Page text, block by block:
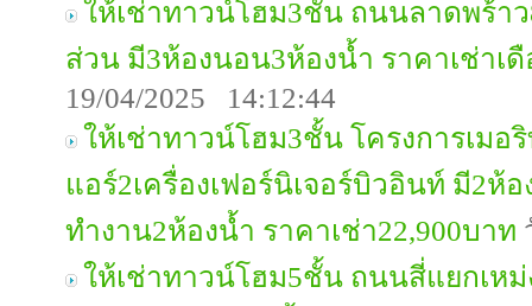
ให้เช่าทาวน์โฮม3ชั้น ถนนลาดพร้าว
ส่วน มี3ห้องนอน3ห้องน้ำ ราคาเช่าเ
19/04/2025 14:12:44
ให้เช่าทาวน์โฮม3ชั้น โครงการเมอ
แอร์2เครื่องเฟอร์นิเจอร์บิวอินท์ มี2ห้
ทำงาน2ห้องน้ำ ราคาเช่า22,900บาท
ให้เช่าทาวน์โฮม5ชั้น ถนนสี่แยกเหม่